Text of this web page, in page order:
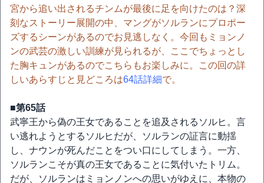
宮から追い出されるチンムが最後に足を向けたのは？深
刻なストーリー展開の中、マングがソルランにプロポー
ズするシーンがあるのでお見逃しなく。今回もミョンノ
ンの武芸の激しい訓練が見られるが、ここでちょっとし
た胸キュンがあるのでこちらもお楽しみに。この回の詳
しいあらすじと見どころは64話詳細で。
■第65話
武寧王から偽の王女であることを追及されるソルヒ。言
い逃れようとするソルヒだが、ソルランの証言に動揺
し、ナウンが死んだことをつい口にしてしまう。一方、
ソルランこそが真の王女であることに気付いたトリム。
だが、ソルランはミョンノンへの思いがゆえに、本物の